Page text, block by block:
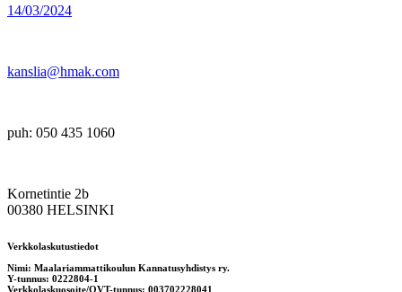
14/03/2024
kanslia@hmak.com
puh: 050 435 1060
Kornetintie 2b
00380 HELSINKI
Verkkolaskutustiedot
Nimi: Maalariammattikoulun Kannatusyhdistys ry.
Y-tunnus: 0222804-1
Verkkolaskuosoite/OVT-tunnus: 003702228041